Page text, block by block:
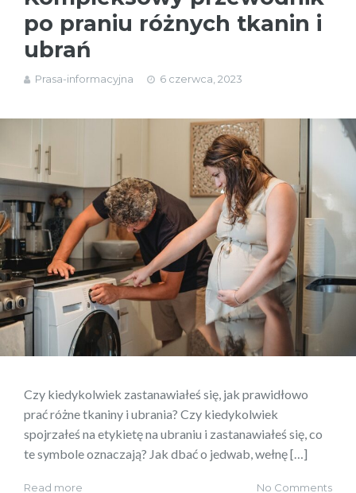
po praniu różnych tkanin i
ubrań
Prasa-informacyjna 6 czerwca, 2023
Czy kiedykolwiek zastanawiałeś się, jak prawidłowo
prać różne tkaniny i ubrania? Czy kiedykolwiek
spojrzałeś na etykietę na ubraniu i zastanawiałeś się, co
te symbole oznaczają? Jak dbać o jedwab, wełnę […]
Read more No Comments